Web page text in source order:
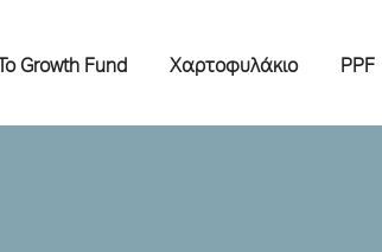
Το Growth Fund Χαρτοφυλάκιο PPF